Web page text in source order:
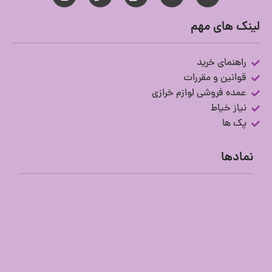
لینک های مهم
راهنمای خرید
قوانین و مقررات
عمده فروشی لوازم خرازی
نیاز خیاط
پک ها
نمادها